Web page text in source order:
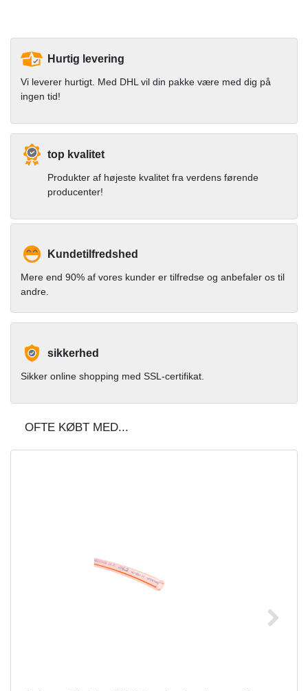
Hurtig levering
Vi leverer hurtigt. Med DHL vil din pakke være med dig på
ingen tid!
top kvalitet
Produkter af højeste kvalitet fra verdens førende
producenter!
Kundetilfredshed
Mere end 90% af vores kunder er tilfredse og anbefaler os til
andre.
sikkerhed
Sikker online shopping med SSL-certifikat.
OFTE KØBT MED...